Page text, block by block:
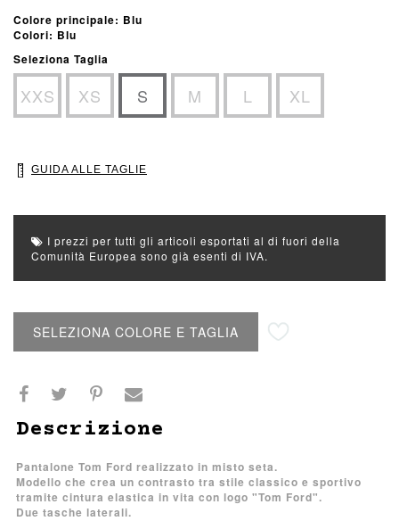
Colore principale: Blu
Colori: Blu
Seleziona Taglia
XXS XS S M L XL
GUIDA ALLE TAGLIE
I prezzi per tutti gli articoli esportati al di fuori della
Comunità Europea sono già esenti di IVA.
SELEZIONA COLORE E TAGLIA
Descrizione
Pantalone Tom Ford realizzato in misto seta.
Modello che crea un contrasto tra stile classico e sportivo
tramite cintura elastica in vita con logo "Tom Ford".
Due tasche laterali.